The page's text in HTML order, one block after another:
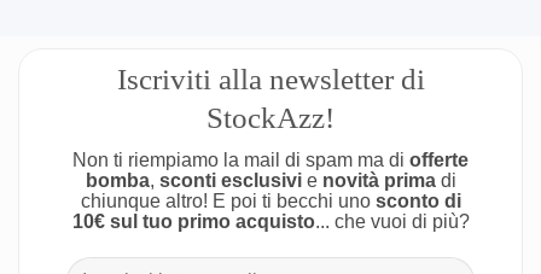
Iscriviti alla newsletter di
StockAzz!
Non ti riempiamo la mail di spam ma di offerte
bomba, sconti esclusivie novità primadi
chiunque altro! E poi ti becchi uno sconto di
10€ sul tuo primo acquisto... che vuoi di più?